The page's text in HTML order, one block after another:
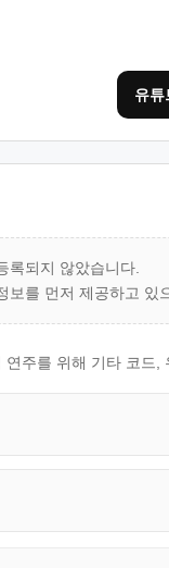
유튜
록되지 않았습니다.
보를 먼저 제공하고 있
연주를 위해 기타 코드